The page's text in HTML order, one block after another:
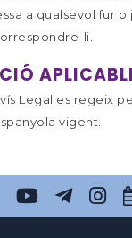
a qualsevol fur o
li.
Legal es regeix
vigent.